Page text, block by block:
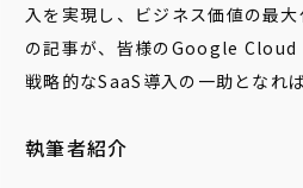
入を実現し、ビジネス価値の最
の記事が、皆様のGoogle
戦略的なSaaS導入の一助となれ
執筆者紹介